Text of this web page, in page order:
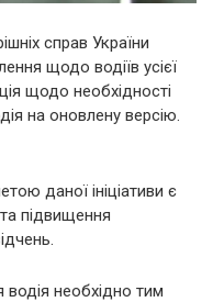
справ України
щодо водіїв усієї
щодо необхідності
на оновлену версію.
даної ініціативи є
підвищення
водія необхідно тим